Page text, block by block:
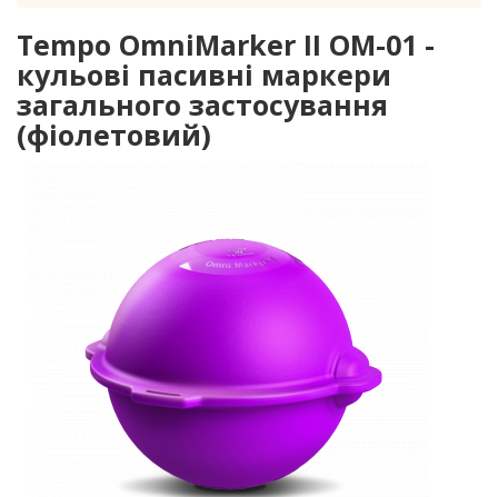
Tempo OmniMarker II OM-01 -
кульові пасивні маркери
загального застосування
(фіолетовий)